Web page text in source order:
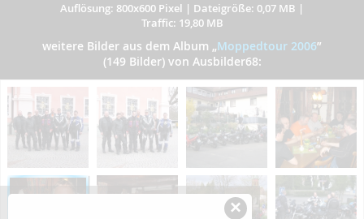
Auflösung: 800x600 Pixel | Dateigröße: 0,07 MB |
Traffic: 19,80 MB
weitere Bilder aus dem Album „Moppedtour 2006”
(149 Bilder) von Ausbilder68:
×